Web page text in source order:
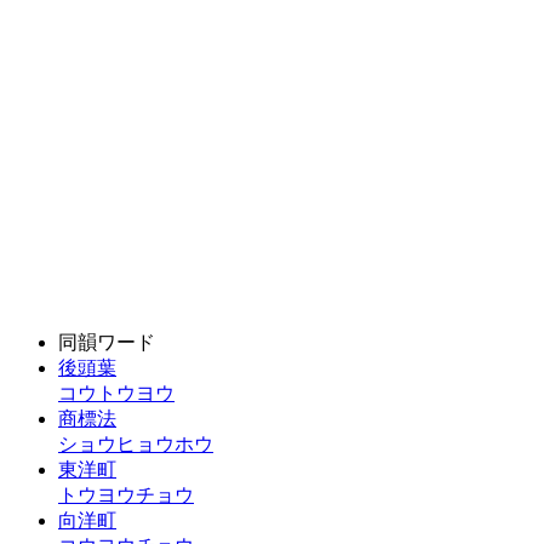
同韻ワード
後頭葉
コウトウヨウ
商標法
ショウヒョウホウ
東洋町
トウヨウチョウ
向洋町